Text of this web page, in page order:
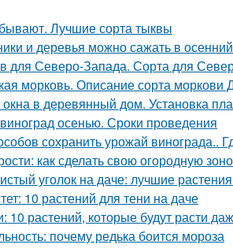
Лучшие сорта тыквы
и деревья можно сажать в
для Северо-Запада. Сорта для
морковь. Описание сорта моркови
в деревянный дом. Установка
осенью. Сроки проведения
сохранить урожай винограда..
как сделать свою огородную
уголок на даче: лучшие
10 растений для тени на даче
10 растений, которые будут расти
почему редька боится мороза